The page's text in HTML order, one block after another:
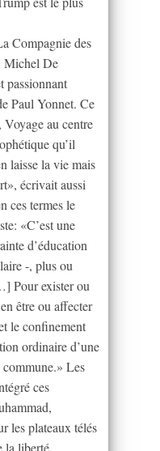
Compagnie des
Michel De
passionnant
Paul Yonnet. Ce
au centre
qu’il
laisse la vie mais
écrivait aussi
ces termes le
«C’est une
d’éducation
-, plus ou
Pour exister ou
être ou affecter
le confinement
ordinaire d’une
Les
ces
les plateaux télés
la liberté